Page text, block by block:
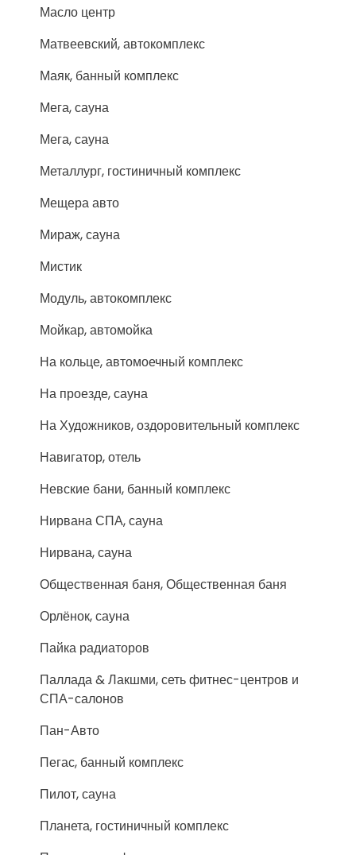
Масло центр
Матвеевский, автокомплекс
Маяк, банный комплекс
Мега, сауна
Мега, сауна
Металлург, гостиничный комплекс
Мещера авто
Мираж, сауна
Мистик
Модуль, автокомплекс
Мойкар, автомойка
На кольце, автомоечный комплекс
На проезде, сауна
На Художников, оздоровительный комплекс
Навигатор, отель
Невские бани, банный комплекс
Нирвана СПА, сауна
Нирвана, сауна
Общественная баня, Общественная баня
Орлёнок, сауна
Пайка радиаторов
Паллада & Лакшми, сеть фитнес-центров и
СПА-салонов
Пан-Авто
Пегас, банный комплекс
Пилот, сауна
Планета, гостиничный комплекс